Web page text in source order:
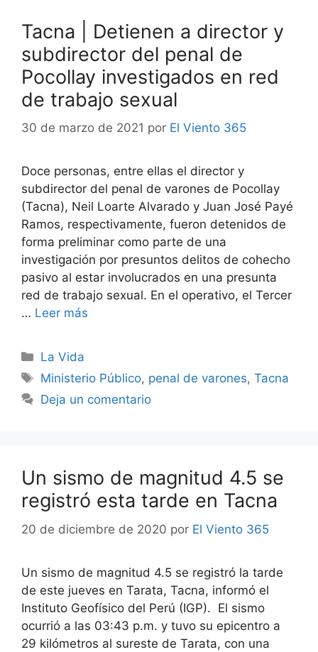
Tacna | Detienen a director y
subdirector del penal de
Pocollay investigados en red
de trabajo sexual
30 de marzo de 2021 por El Viento 365
Doce personas, entre ellas el director y
subdirector del penal de varones de Pocollay
(Tacna), Neil Loarte Alvarado y Juan José Payé
Ramos, respectivamente, fueron detenidos de
forma preliminar como parte de una
investigación por presuntos delitos de cohecho
pasivo al estar involucrados en una presunta
red de trabajo sexual. En el operativo, el Tercer
… Leer más
Categorías
La Vida
Etiquetas
Ministerio Público, penal de varones,Tacna
Deja un comentario
Un sismo de magnitud 4.5 se
registró esta tarde en Tacna
20 de diciembre de 2020 por El Viento 365
Un sismo de magnitud 4.5 se registró la tarde
de este jueves en Tarata, Tacna, informó el
Instituto Geofísico del Perú (IGP). El sismo
ocurrió a las 03:43 p.m. y tuvo su epicentro a
29 kilómetros al sureste de Tarata, con una